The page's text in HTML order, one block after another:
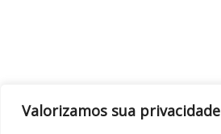
Valorizamos sua privacidade